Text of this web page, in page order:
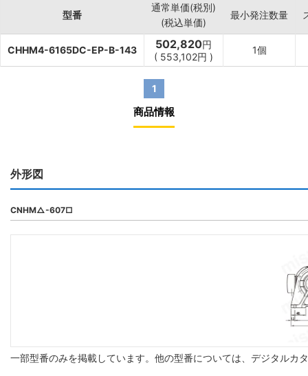
型番
通常単価(税別)
(税込単価)
最小発注数量
CHHM4-6165DC-EP-B-143 502,820円
( 553,102円 )
1個
1
商品情報
外形図
CNHM△-607□
一部型番のみを掲載しています。他の型番については、デジタルカ